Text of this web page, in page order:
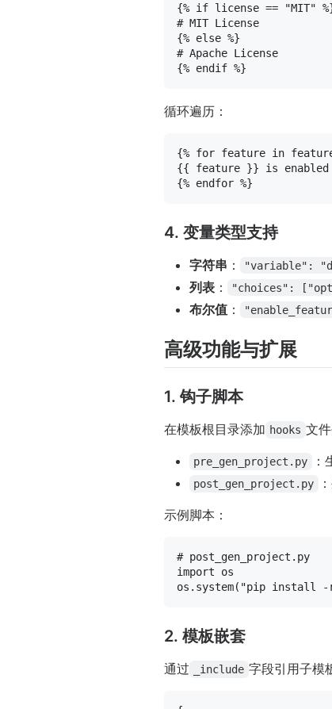
{% if license == "MIT"
{% else %}
{% endif %}
循环遍历：
{% for feature in
{{ feature }}
{% endfor %}
4. 变量类型支持
字符串 ： "variable":
列表 ： "choices":
布尔值 ：
高级功能与扩展
1. 钩子脚本
在模板根目录添加 hooks 文
pre_gen_project.py
post_gen_project.py
示例脚本：
# post_gen_project.py
import os
os.system( "pip install -r
2. 模板嵌套
通过 _include 字段引用子模